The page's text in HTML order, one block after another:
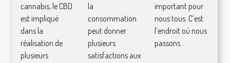
cannabis, le CBD
est impliqué
dans la
réalisation de
plusieurs
la
consommation
peut donner
plusieurs
satisfactions aux
important pour
nous tous. C’est
l’endroit où nous
passons...